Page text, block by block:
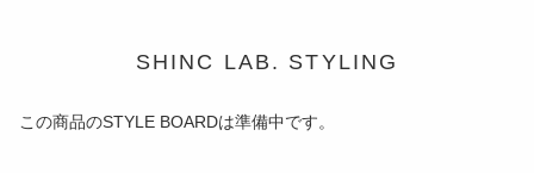
SHINC LAB. STYLING
この商品のSTYLE BOARDは準備中です。